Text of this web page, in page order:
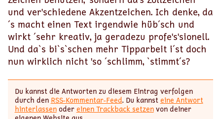
und ver'schiedene Akzentzeichen. Ich denke, da
´s macht einen Text irgendwie hüb´sch und
wirkt ´sehr kreativ, ja geradezu profe's'sionell.
Und da`s bi`s`schen mehr Tipparbeit i´st doch
nun wirklich nicht 'so ´schlimm, `stimmt´s?
Du kannst die Antworten zu diesem Eintrag verfolgen
durch den RSS-Kommentar-Feed. Du kannsteine Antwort
hinterlassenodereinen Trackback setzenvon deiner